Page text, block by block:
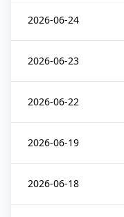
2026-06-24
2026-06-23
2026-06-22
2026-06-19
2026-06-18